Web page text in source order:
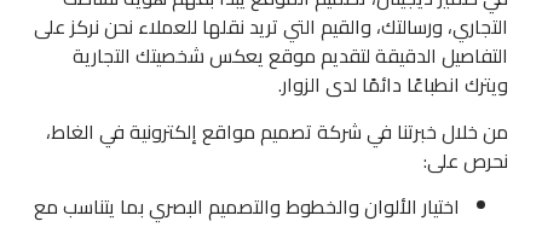
التجاري، ورسالتك، والقيم التي تريد نقلها للعملاء نحن نركز على
التفاصيل الدقيقة لتقديم موقع يعكس شخصيتك التجارية
ويترك انطباعًا دائمًا لدى الزوار.
من خلال خبرتنا في شركة تصميم مواقع إلكترونية في الغاط،
نحرص على:
اختيار الألوان والخطوط والتصميم البصري بما يتناسب مع